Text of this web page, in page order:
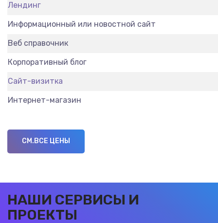
Лендинг
Информационный или новостной сайт
Веб справочник
Корпоративный блог
Сайт-визитка
Интернет-магазин
СМ.ВСЕ ЦЕНЫ
НАШИ СЕРВИСЫ И
ПРОЕКТЫ